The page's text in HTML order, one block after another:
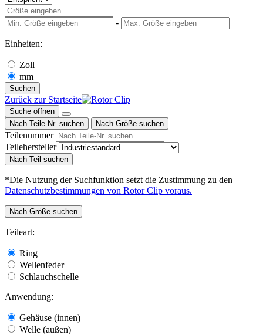
-
Einheiten:
Zoll
mm
Suchen
Zurück zur Startseite
Suche öffnen
Nach Teile-Nr. suchen
Nach Größe suchen
Teilenummer
Teilehersteller
Nach Teil suchen
*Die Nutzung der Suchfunktion setzt die Zustimmung zu den
Datenschutzbestimmungen von Rotor Clip voraus.
Nach Größe suchen
Teileart:
Ring
Wellenfeder
Schlauchschelle
Anwendung:
Gehäuse (innen)
Welle (außen)